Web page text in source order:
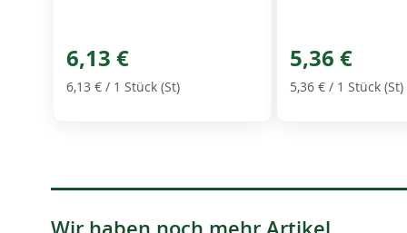
6,13 €
6,13 € / 1 Stück (St)
5,36 €
5,36 € / 1 Stück (St)